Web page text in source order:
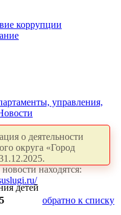
коррупции
управления,
о деятельности
округа «Город
находятся:
детей
обратно к списку